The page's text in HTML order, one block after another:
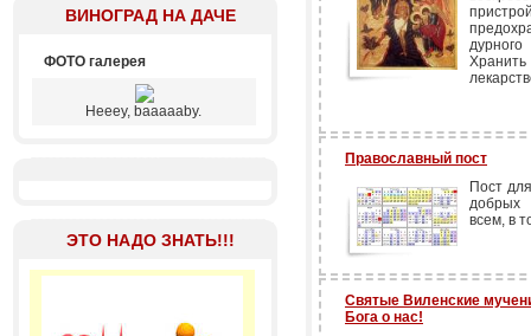
ВИНОГРАД НА ДАЧЕ
ФОТО галерея
Heeey, baaaaaby.
ЭТО НАДО ЗНАТЬ!!!
Православный пост
Пост
добрых
всем, в
Святые Виленские
Бога о нас!